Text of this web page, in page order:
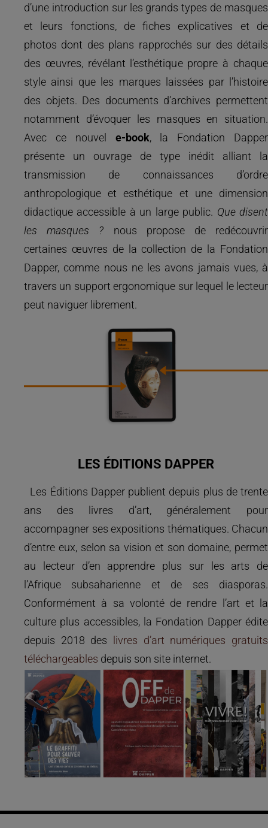
d’une introduction sur les grands types de masques
et leurs fonctions, de fiches explicatives et de
photos dont des plans rapprochés sur des détails
des œuvres, révélant l’esthétique propre à chaque
style ainsi que les marques laissées par l’histoire
des objets. Des documents d’archives permettent
notamment d’évoquer les masques en situation.
Avec ce nouvel e-book, la Fondation Dapper
présente un ouvrage de type inédit alliant la
transmission de connaissances d’ordre
anthropologique et esthétique et une dimension
didactique accessible à un large public. Que disent
les masques ? nous propose de redécouvrir
certaines œuvres de la collection de la Fondation
Dapper, comme nous ne les avons jamais vues, à
travers un support ergonomique sur lequel le lecteur
peut naviguer librement.
LES ÉDITIONS DAPPER
Les Éditions Dapper publient depuis plus de trente
ans des livres d’art, généralement pour
accompagner ses expositions thématiques. Chacun
d’entre eux, selon sa vision et son domaine, permet
au lecteur d’en apprendre plus sur les arts de
l’Afrique subsaharienne et de ses diasporas.
Conformément à sa volonté de rendre l’art et la
culture plus accessibles, la Fondation Dapper édite
depuis 2018 des
livres d’art numériques gratuits
téléchargeables depuis son site internet.